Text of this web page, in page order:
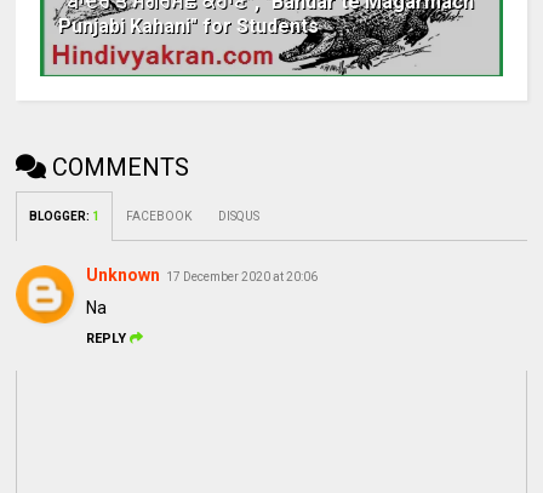
Punjabi Kahani" for Students
COMMENTS
BLOGGER: 1 FACEBOOK DISQUS
Unknown 17 December 2020 at 20:06
Na
REPLY